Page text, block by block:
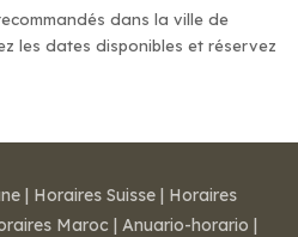
dans la ville de
les dates disponibles et réservez
| Horaires Suisse | Horaires
Maroc | Anuario-horario |